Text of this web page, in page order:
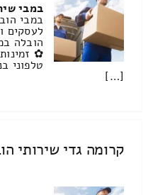
במבי
במבי
לעסקים
הובלה
✿
טלפוני
[…]
קרומה גדי שירותי